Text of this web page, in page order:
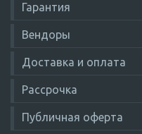
Гарантия
Вендоры
Доставка и оплата
Рассрочка
Публичная оферта